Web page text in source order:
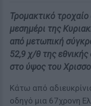
Τρομακτικό
μεσημέρι της
από μετωπική
52,9 χ/θ της
στο ύψος του
Κάτω από
οδηγό μια 67χρονη